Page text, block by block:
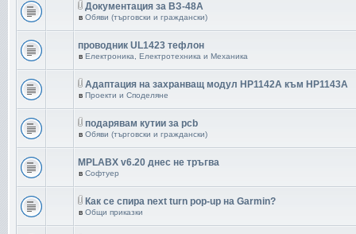
Документация за ВЗ-48А
в Обяви (търговски и граждански)
проводник UL1423 тефлон
в Електроника, Електротехника и Механика
Адаптация на захранващ модул HP1142A към HP1143A
в Проекти и Споделяне
подарявам кутии за pcb
в Обяви (търговски и граждански)
MPLABX v6.20 днес не тръгва
в Софтуер
Как се спира next turn pop-up на Garmin?
в Общи приказки